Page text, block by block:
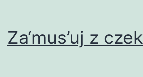
Za‘mus’uj z